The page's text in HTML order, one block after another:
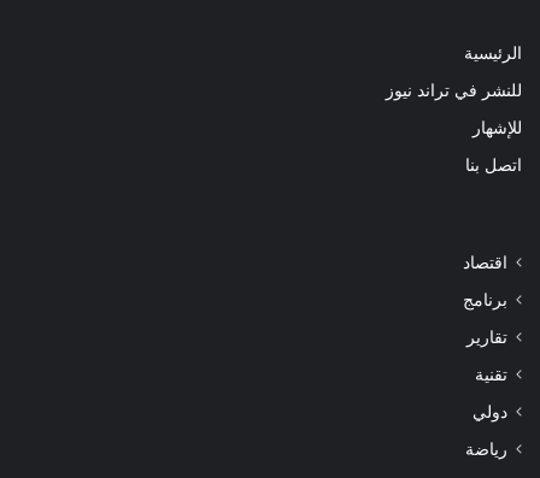
الرئيسية
للنشر في تراند نيوز
للإشهار
اتصل بنا
اقتصاد
برنامج
تقارير
تقنية
دولي
رياضة